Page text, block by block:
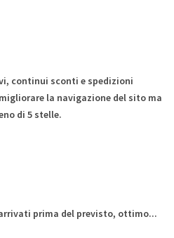
continui sconti e spedizioni
la navigazione del sito ma
di 5 stelle.
prima del previsto, ottimo...